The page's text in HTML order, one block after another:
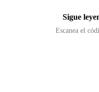
Sigue
Escanea el